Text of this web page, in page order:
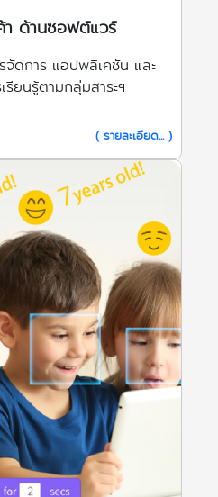
ด้านซอฟต์แวร์
จัดการ แอปพลิเคชัน และ
รียนรู้ตามกลุ่มสาระฯ
( รายละเอียด... )